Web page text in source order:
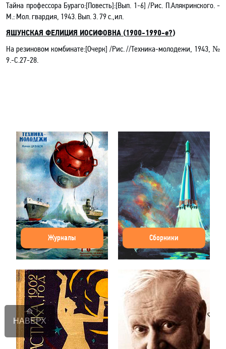
НАВЕРХ
Тайна профессора Бураго:[Повесть]:[Вып. 1-6] /Рис. П.Алякринского.-
М.: Мол. гвардия, 1943. Вып. 3. 79 с.,ил.
ЯШУНСКАЯ ФЕЛИЦИЯ ИОСИФОВНА (1900-1990-е?)
На резиновом комбинате:[Очерк] /Рис. //Техника-молодежи, 1943, №
9.-C.27-28.
Журналы Сборники